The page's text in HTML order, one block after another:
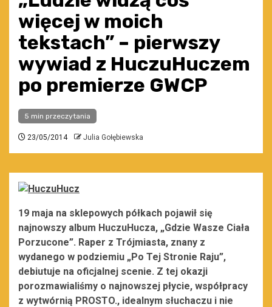
więcej w moich
tekstach” – pierwszy
wywiad z HuczuHuczem
po premierze GWCP
5 min przeczytania
23/05/2014 Julia Gołębiewska
19 maja na sklepowych półkach pojawił się
najnowszy album HuczuHucza, „Gdzie Wasze Ciała
Porzucone”. Raper z Trójmiasta, znany z
wydanego w podziemiu „Po Tej Stronie Raju”,
debiutuje na oficjalnej scenie. Z tej okazji
porozmawialiśmy o najnowszej płycie, współpracy
z wytwórnią PROSTO., idealnym słuchaczu i nie